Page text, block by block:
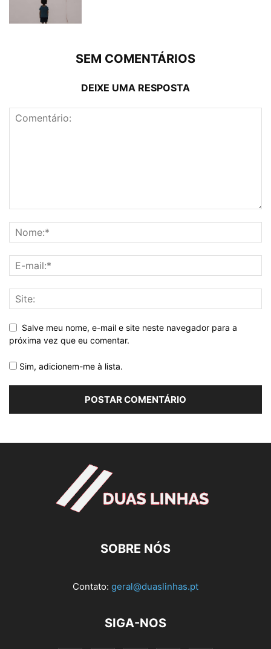
SEM COMENTÁRIOS
DEIXE UMA RESPOSTA
Salve meu nome, e-mail e site neste navegador para a
próxima vez que eu comentar.
Sim, adicionem-me à lista.
SOBRE NÓS
Contato: geral@duaslinhas.pt
SIGA-NOS